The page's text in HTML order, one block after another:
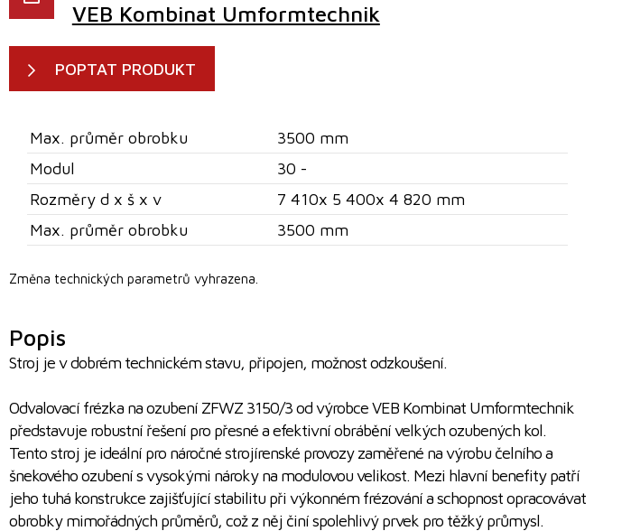
VEB Kombinat Umformtechnik
POPTAT PRODUKT
Max. průměr obrobku
3500 mm
Modul
30 -
Rozměry d x š x v
7 410x 5 400x 4 820 mm
Max. průměr obrobku
3500 mm
Změna technických parametrů vyhrazena.
Popis
Stroj je v dobrém technickém stavu, připojen, možnost odzkoušení.
Odvalovací frézka na ozubení ZFWZ 3150/3 od výrobce VEB Kombinat Umformtechnik
představuje robustní řešení pro přesné a efektivní obrábění velkých ozubených kol.
Tento stroj je ideální pro náročné strojírenské provozy zaměřené na výrobu čelního a
šnekového ozubení s vysokými nároky na modulovou velikost. Mezi hlavní benefity patří
jeho tuhá konstrukce zajišťující stabilitu při výkonném frézování a schopnost opracovávat
obrobky mimořádných průměrů, což z něj činí spolehlivý prvek pro těžký průmysl.